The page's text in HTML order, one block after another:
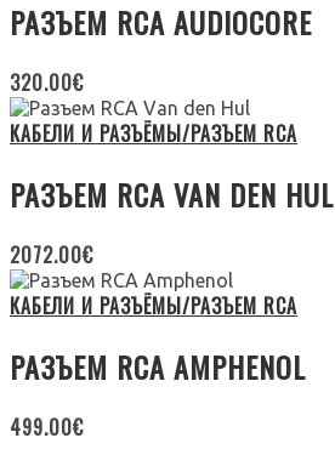
РАЗЪЕМ RCA AUDIOCORE
320.00€
КАБЕЛИ И РАЗЪЁМЫ/РАЗЪЕМ RCA
РАЗЪЕМ RCA VAN DEN HUL
2072.00€
КАБЕЛИ И РАЗЪЁМЫ/РАЗЪЕМ RCA
РАЗЪЕМ RCA AMPHENOL
499.00€